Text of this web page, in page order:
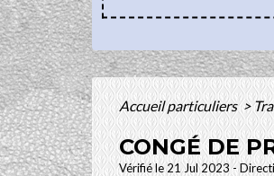
Accueil particuliers>
CONGÉ DE
Vérifié le 21 Jul 2023 -